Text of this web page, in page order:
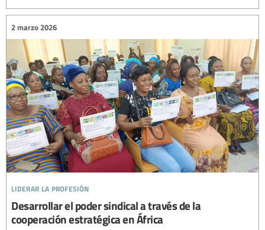
liderar la profesión
2 marzo 2026
Desarrollar el poder sindical a través de la
cooperación estratégica en África